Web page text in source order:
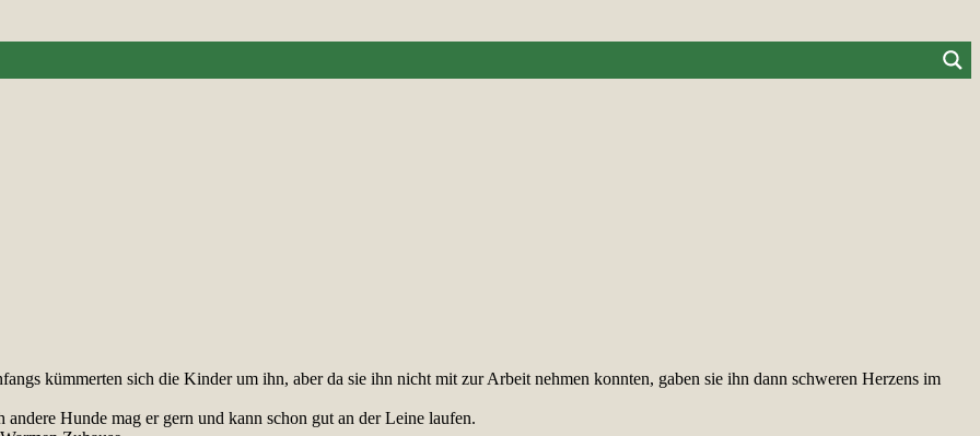
kümmerten sich die Kinder um ihn, aber da sie ihn nicht mit zur Arbeit nehmen konnten, gaben sie ihn dann schweren Herzens im
Hunde mag er gern und kann schon gut an der Leine laufen.